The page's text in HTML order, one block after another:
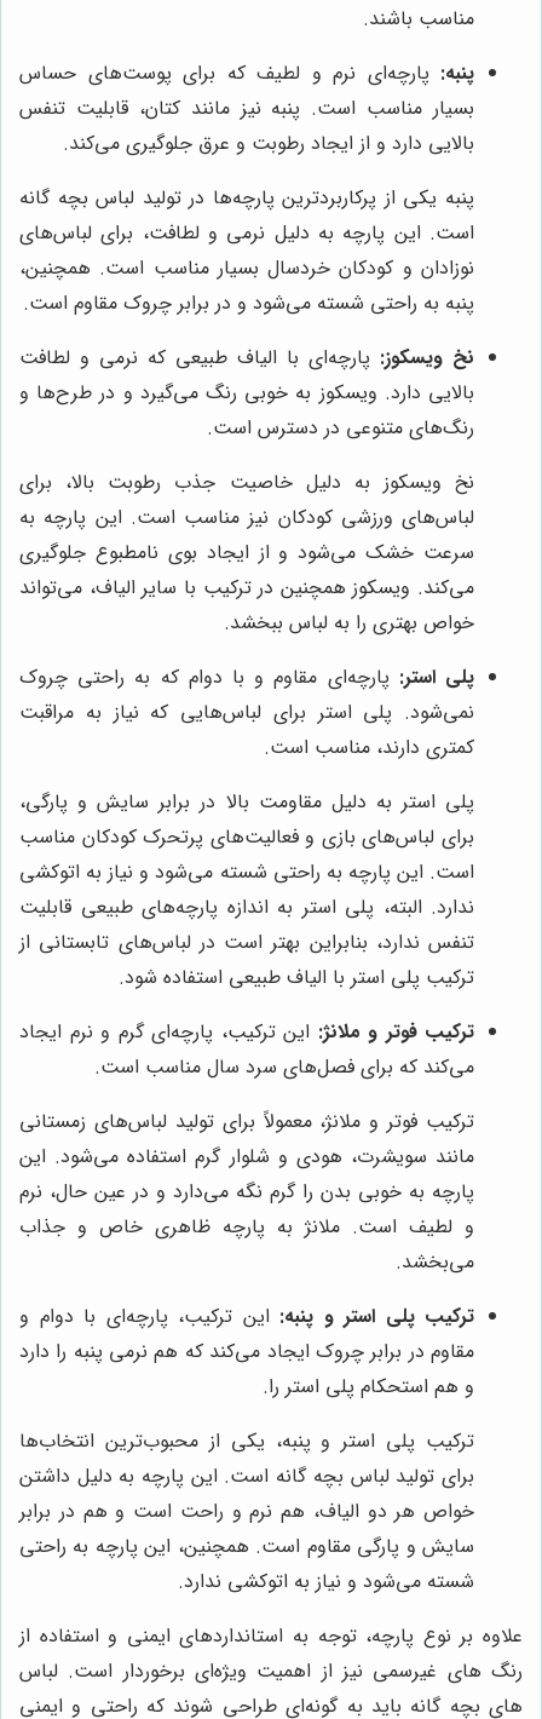
مناسب باشند.
پنبه: پارچه‌ای نرم و لطیف که برای پوست‌های حساس
بسیار مناسب است. پنبه نیز مانند کتان، قابلیت تنفس
بالایی دارد و از ایجاد رطوبت و عرق جلوگیری می‌کند.
پنبه یکی از پرکاربردترین پارچه‌ها در تولید لباس بچه گانه
است. این پارچه به دلیل نرمی و لطافت، برای لباس‌های
نوزادان و کودکان خردسال بسیار مناسب است. همچنین،
پنبه به راحتی شسته می‌شود و در برابر چروک مقاوم است.
نخ ویسکوز: پارچه‌ای با الیاف طبیعی که نرمی و لطافت
بالایی دارد. ویسکوز به خوبی رنگ می‌گیرد و در طرح‌ها و
رنگ‌های متنوعی در دسترس است.
نخ ویسکوز به دلیل خاصیت جذب رطوبت بالا، برای
لباس‌های ورزشی کودکان نیز مناسب است. این پارچه به
سرعت خشک می‌شود و از ایجاد بوی نامطبوع جلوگیری
می‌کند. ویسکوز همچنین در ترکیب با سایر الیاف، می‌تواند
خواص بهتری را به لباس ببخشد.
پلی استر: پارچه‌ای مقاوم و با دوام که به راحتی چروک
نمی‌شود. پلی استر برای لباس‌هایی که نیاز به مراقبت
کمتری دارند، مناسب است.
پلی استر به دلیل مقاومت بالا در برابر سایش و پارگی،
برای لباس‌های بازی و فعالیت‌های پرتحرک کودکان مناسب
است. این پارچه به راحتی شسته می‌شود و نیاز به اتوکشی
ندارد. البته، پلی استر به اندازه پارچه‌های طبیعی قابلیت
تنفس ندارد، بنابراین بهتر است در لباس‌های تابستانی از
ترکیب پلی استر با الیاف طبیعی استفاده شود.
ترکیب فوتر و ملانژ: این ترکیب، پارچه‌ای گرم و نرم ایجاد
می‌کند که برای فصل‌های سرد سال مناسب است.
ترکیب فوتر و ملانژ، معمولاً برای تولید لباس‌های زمستانی
مانند سویشرت، هودی و شلوار گرم استفاده می‌شود. این
پارچه به خوبی بدن را گرم نگه می‌دارد و در عین حال، نرم
و لطیف است. ملانژ به پارچه ظاهری خاص و جذاب
می‌بخشد.
ترکیب پلی استر و پنبه: این ترکیب، پارچه‌ای با دوام و
مقاوم در برابر چروک ایجاد می‌کند که هم نرمی پنبه را دارد
و هم استحکام پلی استر را.
ترکیب پلی استر و پنبه، یکی از محبوب‌ترین انتخاب‌ها
برای تولید لباس بچه گانه است. این پارچه به دلیل داشتن
خواص هر دو الیاف، هم نرم و راحت است و هم در برابر
سایش و پارگی مقاوم است. همچنین، این پارچه به راحتی
شسته می‌شود و نیاز به اتوکشی ندارد.
علاوه بر نوع پارچه، توجه به استانداردهای ایمنی و استفاده از
رنگ های غیرسمی نیز از اهمیت ویژه‌ای برخوردار است. لباس
های بچه گانه باید به گونه‌ای طراحی شوند که راحتی و ایمنی